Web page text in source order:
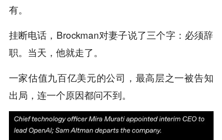
有。
挂断电话，Brockman对妻子说了三个字：必须辞
职。当天，他就走了。
一家估值九百亿美元的公司，最高层之一被告知
出局，连一个原因都问不到。